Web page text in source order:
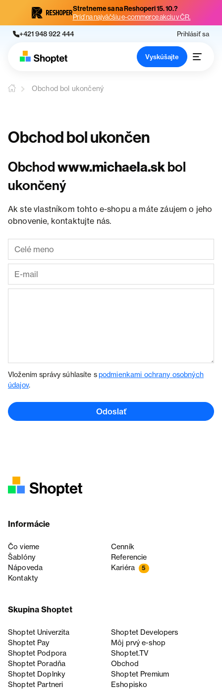
Stretneme sa na Reshoperi 15. 10.?
Príď na najväčšiu e-commerce akciu v ČR.
+421 948 922 444 Prihlásiť sa
Vyskúšajte
Obchod bol ukončený
Obchod bol ukončen
Obchodwww.michaela.skbol
ukončený
Ak ste vlastníkom tohto e-shopu a máte záujem o jeho
obnovenie, kontaktujte nás.
Vložením správy súhlasíte spodmienkami ochrany osobných
údajov.
Odoslať
Informácie
Čo vieme
Cenník
Šablóny
Referencie
Nápoveda
Kariéra 5
Kontakty
Skupina Shoptet
Shoptet Univerzita
Shoptet Developers
Shoptet Pay
Môj prvý e-shop
Shoptet Podpora
Shoptet.TV
Shoptet Poradňa
Obchod
Shoptet Doplnky
Shoptet Premium
Shoptet Partneri
Eshopisko